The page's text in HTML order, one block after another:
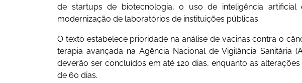
de startups de biotecnologia, o uso de inteligência
modernização de laboratórios de instituições públicas.
O texto estabelece prioridade na análise de vacinas contra o
terapia avançada na Agência Nacional de Vigilância Sanitária
deverão ser concluídos em até 120 dias, enquanto as
de 60 dias.